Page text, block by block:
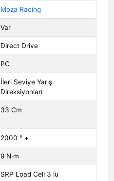
Moza Racing
Var
Direct Drive
PC
İleri Seviye Yarış
Direksiyonları
33 Cm
2000 ° +
9 N·m
SRP Load Cell 3 lü